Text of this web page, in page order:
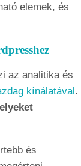
elemek, és
az analitika és
kínálatával.
és